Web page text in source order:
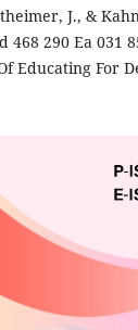
J., &
468 290 Ea 031
Educating For